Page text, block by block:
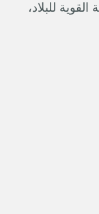
للبلاد،